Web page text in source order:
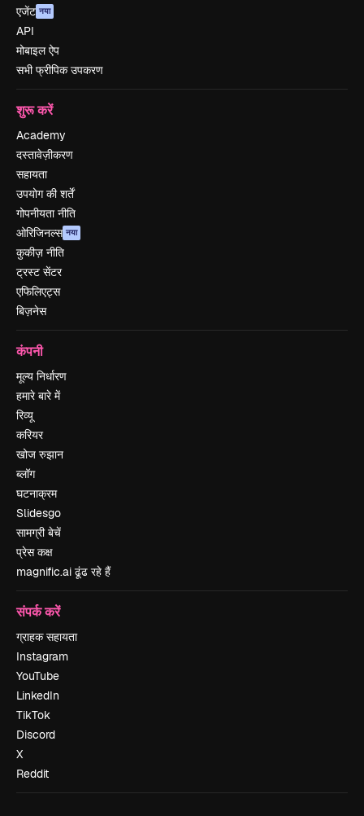
एजेंट नया
API
मोबाइल ऐप
सभी फ्रीपिक उपकरण
शुरू करें
Academy
दस्तावेज़ीकरण
सहायता
उपयोग की शर्तें
गोपनीयता नीति
ओरिजिनल्स नया
कुकीज़ नीति
ट्रस्ट सेंटर
एफिलिएट्स
बिज़नेस
कंपनी
मूल्य निर्धारण
हमारे बारे में
रिव्यू
करियर
खोज रुझान
ब्लॉग
घटनाक्रम
Slidesgo
सामग्री बेचें
प्रेस कक्ष
magnific.ai ढूंढ रहे हैं
संपर्क करें
ग्राहक सहायता
Instagram
YouTube
LinkedIn
TikTok
Discord
X
Reddit